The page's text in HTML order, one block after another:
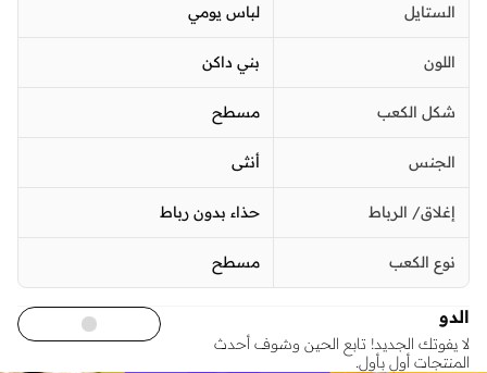
الستايل لباس يومي
اللون بني داكن
شكل الكعب مسطح
الجنس أنثى
إغلاق/ الرباط حذاء بدون رباط
نوع الكعب مسطح
الدو
لا يفوتك الجديد! تابع الحين وشوف أحدث
المنتجات أول بأول.